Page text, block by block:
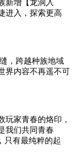
新增【龙洞入
进入，探索更高
，跨越种族地域
界内容不再遥不可
玩家青春的烙印，
我们共同青春
只有最纯粹的起